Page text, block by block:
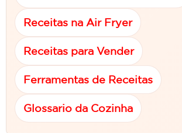
Receitas na Air Fryer
Receitas para Vender
Ferramentas de Receitas
Glossario da Cozinha